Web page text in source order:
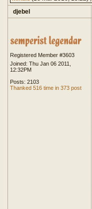
djebel
Registered Member #3603
Joined: Thu Jan 06 2011,
12:32PM
Posts: 2103
Thanked 516 time in 373 post